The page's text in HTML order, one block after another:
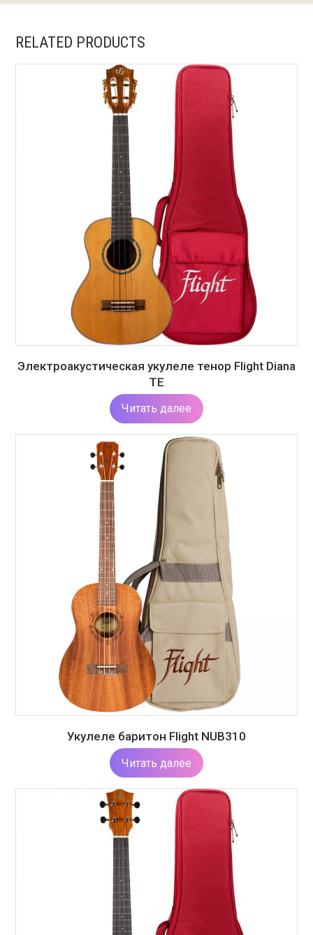
RELATED PRODUCTS
Электроакустическая укулеле тенор Flight Diana
TE
Читать далее
Укулеле баритон Flight NUB310
Читать далее